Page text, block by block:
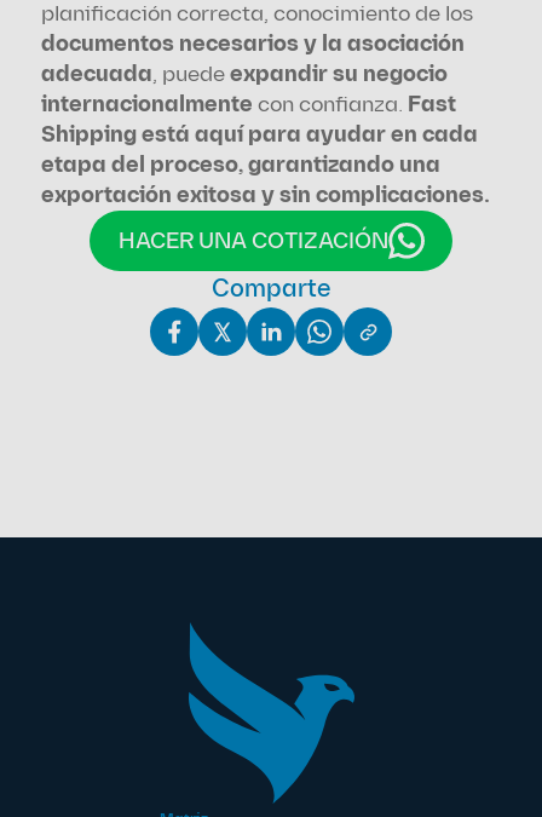
planificación correcta, conocimiento de los
documentos necesarios y la asociación
adecuada, puede expandir su negocio
internacionalmente con confianza. Fast
Shipping está aquí para ayudar en cada
etapa del proceso, garantizando una
exportación exitosa y sin complicaciones.
HACER UNA COTIZACIÓN
Comparte